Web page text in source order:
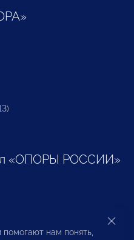
«ОПОРЫ РОССИИ»
и
нам понять,